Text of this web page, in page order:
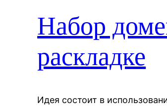
Набор
раскладке
Идея состоит в